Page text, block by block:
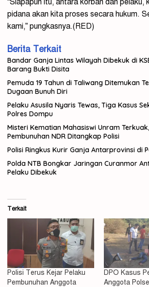
pidana akan kita proses secara hukum.
kami,” pungkasnya.(RED)
Berita Terkait
Bandar Ganja Lintas Wilayah Dibekuk di
Barang Bukti Disita
Pemuda 19 Tahun di Taliwang Ditemukan
Dugaan Bunuh Diri
Pelaku Asusila Nyaris Tewas, Tiga Kasus
Polres Dompu
Misteri Kematian Mahasiswi Unram
Pembunuhan NDR Ditangkap Polisi
Polisi Ringkus Kurir Ganja Antarprovinsi di
Polda NTB Bongkar Jaringan Curanmor
Pelaku Dibekuk
Terkait
Polisi Terus Kejar Pelaku
Pembunuhan Anggota
DPO Kasus
Anggota